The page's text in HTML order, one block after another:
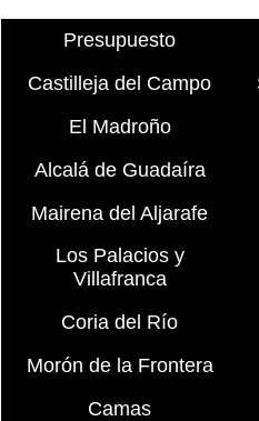
Presupuesto
Castilleja del Campo
El Madroño
Alcalá de Guadaíra
Mairena del Aljarafe
Los Palacios y
Villafranca
Coria del Río
Morón de la Frontera
Camas